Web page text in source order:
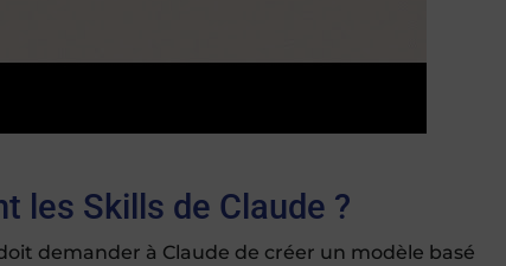
les Skills de Claude ?
demander à Claude de créer un modèle basé